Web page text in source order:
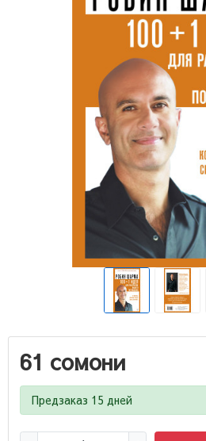
61 сомони
Предзаказ 15 дней